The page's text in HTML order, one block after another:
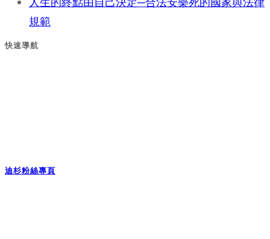
規範
快速導航
迪杉粉絲專頁